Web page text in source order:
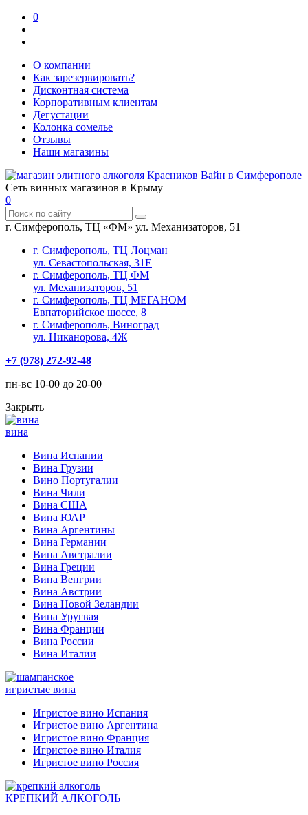
0
О компании
Как зарезервировать?
Дисконтная система
Корпоративным клиентам
Дегустации
Колонка сомелье
Отзывы
Наши магазины
Сеть винных магазинов в Крыму
0
г. Симферополь, ТЦ «ФМ» ул. Механизаторов, 51
г. Симферополь, ТЦ Лоцман
ул. Севастопольская, 31Е
г. Симферополь, ТЦ ФМ
ул. Механизаторов, 51
г. Симферополь, ТЦ МЕГАНОМ
Евпаторийское шоссе, 8
г. Симферополь, Виноград
ул. Никанорова, 4Ж
+7 (978) 272-92-48
пн-вс 10-00 до 20-00
Закрыть
вина
Вина Испании
Вина Грузии
Вино Португалии
Вина Чили
Вина США
Вина ЮАР
Вина Аргентины
Вина Германии
Вина Австралии
Вина Греции
Вина Венгрии
Вина Австрии
Вина Новой Зеландии
Вина Уругвая
Вина Франции
Вина России
Вина Италии
игристые вина
Игристое вино Испания
Игристое вино Аргентина
Игристое вино Франция
Игристое вино Италия
Игристое вино Россия
КРЕПКИЙ АЛКОГОЛЬ